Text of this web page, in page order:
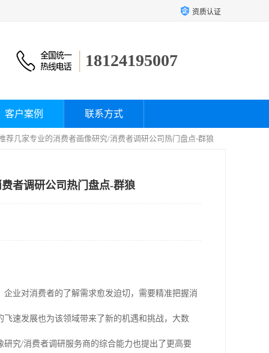
资质认证
18124195007
客户案例 联系方式
荐几家专业的消费者画像研究/消费者调研公司热门盘点-群狼
者调研公司热门盘点-群狼
业对消费者的了解需求愈发迫切，需要精准把握消
速发展也为该领域带来了新的机遇和挑战，大数
究/消费者调研服务商的综合能力也提出了更高要